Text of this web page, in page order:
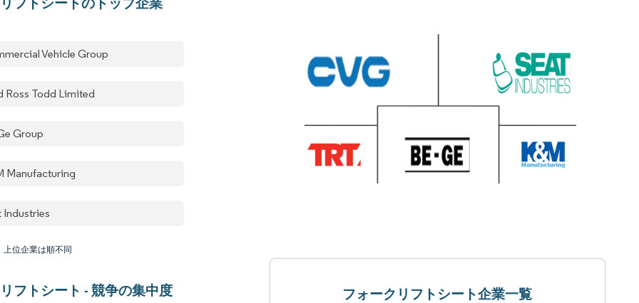
Vehicle Group
Ross Todd Limited
Group
Manufacturing
Industries
上位企業は順不同
フトシート - 競争の集中度 フォークリフトシート企業一覧